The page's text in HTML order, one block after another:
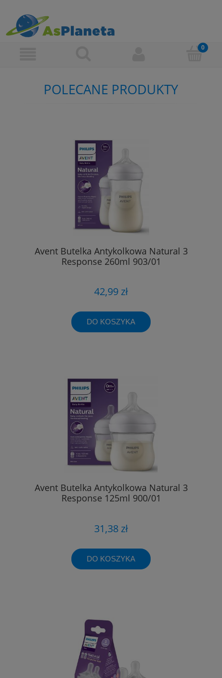
POLECANE PRODUKTY
Avent Butelka Antykolkowa Natural 3
Response 260ml 903/01
42,99 zł
DO KOSZYKA
Avent Butelka Antykolkowa Natural 3
Response 125ml 900/01
31,38 zł
DO KOSZYKA